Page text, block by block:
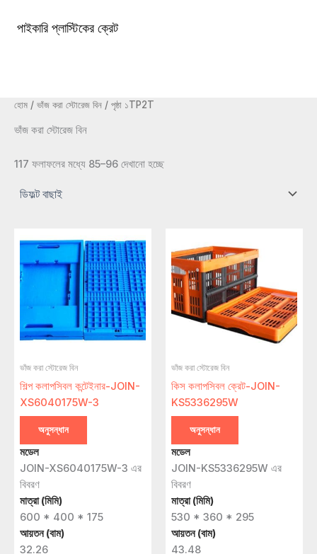
পাইকারি প্লাস্টিকের ক্রেট
হোম / ভাঁজ করা স্টোরেজ বিন / পৃষ্ঠা ১TP2T
ভাঁজ করা স্টোরেজ বিন
117 ফলাফলের মধ্যে 85–96 দেখানো হচ্ছে
ভাঁজ করা স্টোরেজ বিন
শিল্প কলাপসিবল কন্টেইনার-JOIN-
XS6040175W-3
অনুসন্ধান
মডেল
JOIN-XS6040175W-3 এর
বিবরণ
মাত্রা (মিমি)
600 * 400 * 175
আয়তন (বাম)
32.26
ভাঁজ করা স্টোরেজ বিন
কিস কলাপসিবল ক্রেট-JOIN-
KS5336295W
অনুসন্ধান
মডেল
JOIN-KS5336295W এর
বিবরণ
মাত্রা (মিমি)
530 * 360 * 295
আয়তন (বাম)
43.48